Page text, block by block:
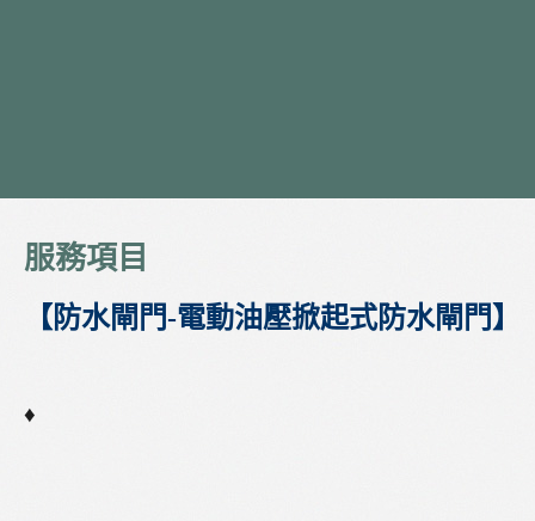
服務項目
【防水閘門-電動油壓掀起式防水閘門】
♦